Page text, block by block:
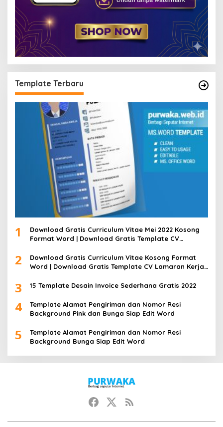
Template Terbaru
1
Download Gratis Curriculum Vitae Mei 2022 Kosong
Format Word | Download Gratis Template CV
2
Download Gratis Curriculum Vitae Kosong Format
Word | Download Gratis Template CV Lamaran Kerja
3 15 Template Desain Invoice Sederhana Gratis 2022
4
Template Alamat Pengiriman dan Nomor Resi
Background Pink dan Bunga Siap Edit Word
5
Template Alamat Pengiriman dan Nomor Resi
Background Bunga Siap Edit Word